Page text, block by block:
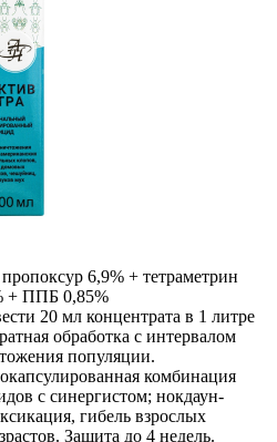
пропоксур 6,9% + тетраметрин
+ ППБ 0,85%
20 мл концентрата в 1 литре
обработка с интервалом
популяции.
комбинация
с синергистом; нокдаун-
гибель взрослых
Защита до 4 недель.